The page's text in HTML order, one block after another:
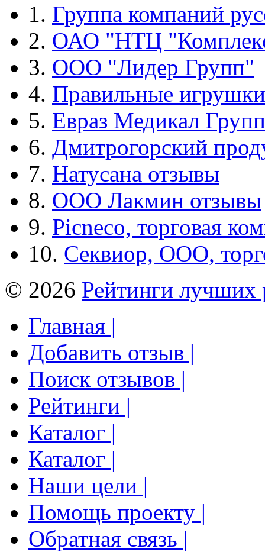
1. Группа компаний
2. ОАО "НТЦ
3. ООО "Лидер Групп"
4. Правильные игрушки
5. Евраз Медикал Групп
6. Дмитрогорский
7. Натусана отзывы
8. ООО Лакмин отзывы
9. Picneco, торговая
10. Секвиор, ООО,
© 2026 Рейтинги лучших
Главная |
Добавить отзыв |
Поиск отзывов |
Рейтинги |
Каталог |
Каталог |
Наши цели |
Помощь проекту |
Обратная связь |